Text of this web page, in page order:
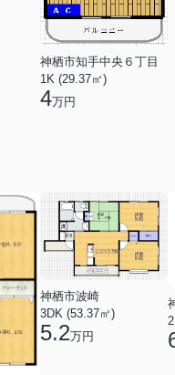
神栖市知手中央６丁目
1K (29.37㎡)
4万円
神栖市波崎
3DK (53.37㎡)
5.2万円